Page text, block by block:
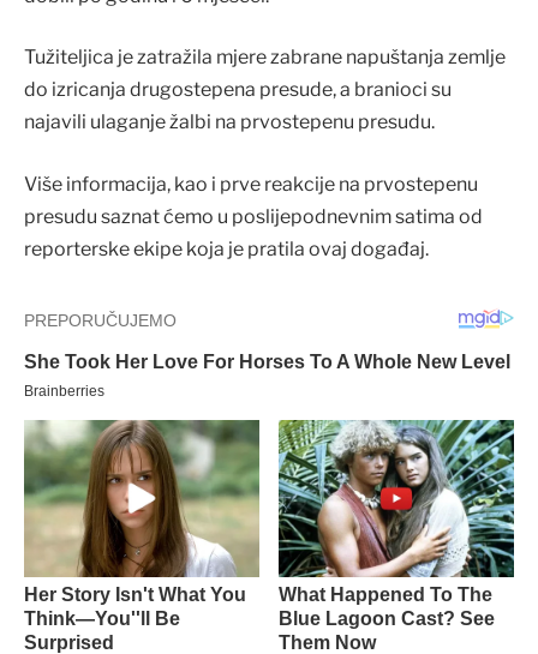
Tužiteljica je zatražila mjere zabrane napuštanja zemlje
do izricanja drugostepena presude, a branioci su
najavili ulaganje žalbi na prvostepenu presudu.
Više informacija, kao i prve reakcije na prvostepenu
presudu saznat ćemo u poslijepodnevnim satima od
reporterske ekipe koja je pratila ovaj događaj.